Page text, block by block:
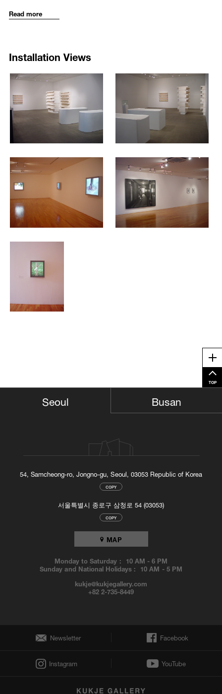
everyday human life. The bare simplicity of her minimal sculptures is
always a sign of life and death.
Trafalgar Square in 2001. She produced a transparent replica of the
lucid shape was able to capture the imagination of viewers and was a
highly popular and successful art project. With perfect equipoise, its
inherent dualism of light and dark, weight and airiness, solid and
translucency suggests further dichotomies like heaven and earth,
corporeal and spiritual, obscure and lucid.
In her recent commissioned public sculptures Whiteread has been able
the specifics of a given site has contributed to the recognition of
Whiteread as the most seminal sculptor in recent years The Canadian
born photographer Jeff Wall was the first artist to use a light box in
presenting photography in 1977. He notes of himself as "a painter of
modern life". As a critic and art historian Wall's photographs are
closely determined by the conventions of painting and cinema, and his
work engages the viewer with issues of representation in photography
and the photographed imagery as social codes. Wall is one of the
most critically acclaimed photographer who has held retrospective
de Paume (1995), Museum of Contemporary Art in Helsinki (1996) and
Whitechapel Gallery in London (1996), among others.
emanating from the photograph absorbs and attracts the viewer's
Whether it is an elaborate staging of a grand epic drama or a humble
camera frame is left to arbitrary chance. Contrary to the perception of
photography as a technical and faithful reproduction of reality, Wall is
producing images of reality that are as composed as painting. Wall
표하는 작가로 선정되면서 현재 39세의 화이트리드는 세계적인 여성 조
레이첼 화이트리드의 조각은 조형적으로 매우 단순한 형태에 대칭구조
를 이루며 완벽한 균형미를 갖추고 있다. 작가는 우리가 매일 접하는 침
대, 욕조, 싱크대, 책꽂이 등의 극히 일상적이고 원형적인 삶의 오브제
들의 내부 공간을 캐스팅 한다. 즉 드러나지 않는, 은폐된 공간과 형태
를 형상화한다. 옷장 내부의 공간을 캐스팅한 작업, 또는 빼곡히 꽂혀진
책과 책꽂이 사이의 틈새 공간을 떠낸 작업 등은 일상성을 뒤집어 보여
주면서 인간 삶의 흔적을 담아내고 있는 것이다. 화이트리드는 일찍이
옷장 속에서 자신을 에워싼 어두운 공간에 대한 경험을 형상화하며 그
의 독특한 조각 작업을 처음 시작하게 되었다고 한다.
화이트리드는 텅 빈 무의 공간을 석고, 브론즈, 합성수지 등 다양한 재
료를 사용하여 꽉 찬 매스 덩어리로 전환시킨다.일상적인 오브제를 소
재로 하여 화이트리드는 인간 삶의 원형을 캐스팅 한다. 그 결과물은 결
국 인간의 존재와 부재에 대한 기호로 읽혀진다. 그래서 그의 단아한 미
적으로 언제나 인간의 유한성과 죽음을 은유 하는 것이라고 평가된다.
특히 그의 [무제: 트라팔가 광장 대좌]작품은 2001년 런던의 심장부인
트라팔가 광장의 한 대좌 위에 세워진 기념비적인 설치작의 모형이다.
갈채를 받았던 프로젝트이다. 완전한 균형미에 내재되어 있는 명암과
경중의 대비는 만물에서 찾아 볼 수 있는 이원론을 은유적으로 표현하
캐나다 출신의 사진 작가 제프 월은 지하철역 등지에서 오늘날 흔히 볼
수 있는 광고용 라이트 박스를 1977년 처음 사진에 도입한 작가이다. 월
볼 수 있다. 그는 작가로서 또 평론가로서 사진에서 재현의 문제, 또 사
회적인 기호로서의 사진에 대한 심도 있는 담론을 생산하였다. 제프 월
키의 근대미술관(1996), 런던의 화이트채플 미술관(1996) 등 세계의 대
표적인 미술관에서 회고전을 가진 바 있다.
어느 전시에서나 제프 월의 사진은 압도적이다. 라이트 박스 위에 필름
을 고정시킨 그의 '설치된' 사진은 이미지에서 빛을 투여하며 관람객의
시선을 사로잡는 흡입력을 갖는다. 제프 월의 사진은 지극히 일상적이
고 무미건조한 듯한 소재임에도 불구하고, 그리고 기본적으로 복제 가
능한 매체라는 사실에도 불구하고, 아우라가 있다. 언뜻 보기에 월의 사
산되고 연출된 장면들이다. 장황한 시나리오의 드라마의 스틸 장면 같
은 화면의 작품이나 [대각선 구성]의 허름한 실내 한 모퉁이를 찍은 사
진작품이나 그 어떠한 장면도 우연에 의해 카메라 프레임에 잡히는 법
이 없다. 제프 월의 사진에서 현실과 현재의 재현이란 기계적으로, 자동
평이한 월의 화면 뒤에는 사진의 본질에 대한 근본적인 고찰이 담겨져
작된 기호의 체계이며, 이는 궁극적으로 진실은 숨겨져 있고 눈에 보이
는 것이 아님을 암시한다.
Read more
Installation Views
1257
/upload/installations/7a1481a1963b76d4147b73aee3939bbc.jpg
1258
/upload/installations/
1259
/upload/installations/2764f415f4327092eb2bd184213ab4a9.jpg
1260
/upload/installations/
/upload/installations/c187858726150f9a7ade71ce6f688e34.jpg
TOP
Seoul
54, Samcheong-ro, Jongno-gu, Seoul, 03053 Republic of Korea
COPY
서울특별시 종로구 삼청로 54 (03053)
COPY
MAP
Monday to Saturday : 10 AM -6 PM
Sunday and National Holidays : 10 AM -5 PM
kukje@kukjegallery.com
+82 2-735-8449
Busan
Newsletter Facebook
Instagram YouTube